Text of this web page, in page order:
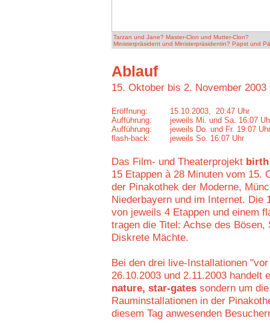
Tarzan und Jane? Master-Clon und Mutter-Clon?
Ministerpräsident und Ministerpräsidentin? Papst und
Ablauf
15. Oktober bis 2. November 2003
Eröffnung:
15.10.2003, 20:47 Uhr
Aufführung:
jeweils Mi. und Sa. 16:07
Aufführung:
jeweils Do. und Fr. 19:07 Uhr
flash-back:
jeweils So. 16:07 Uhr
Das Film- und Theaterprojekt
15 Etappen à 28 Minuten vom 15.
der Pinakothek der Moderne,
Niederbayern und im Internet. Die
von jeweils 4 Etappen und einem
tragen die Titel: Achse des
Diskrete Mächte.
Bei den drei live-Installationen
26.10.2003 und 2.11.2003
nature, star-gates sondern um
Rauminstallationen in der
diesem Tag anwesenden